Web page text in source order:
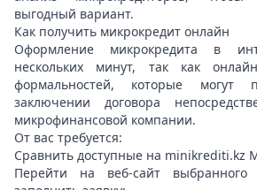
выгодный вариант.
Как получить микрокредит онлайн
Оформление микрокредита в
нескольких минут, так как
формальностей, которые могут
заключении договора
микрофинансовой компании.
От вас требуется:
Сравнить доступные на minikrediti.kz
Перейти на веб-сайт выбранного